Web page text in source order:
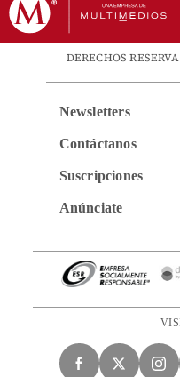
DERECHOS
Newsletters
Contáctanos
Suscripciones
Anúnciate